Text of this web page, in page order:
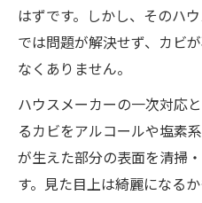
はずです。しかし、そのハ
では問題が解決せず、カビ
なくありません。
ハウスメーカーの一次対応
るカビをアルコールや塩素
が生えた部分の表面を清掃
す。見た目上は綺麗になる